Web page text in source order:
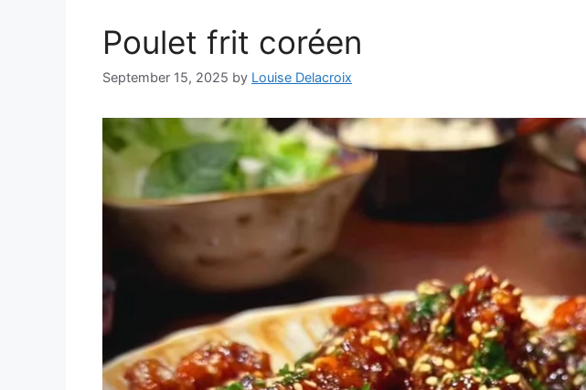
Poulet frit coréen
September 15, 2025 by Louise Delacroix